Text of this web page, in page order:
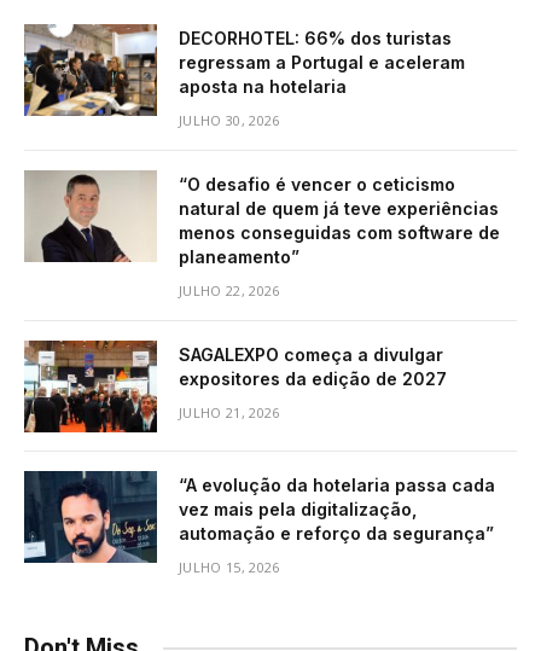
DECORHOTEL: 66% dos turistas
regressam a Portugal e aceleram
aposta na hotelaria
JULHO 30, 2026
“O desafio é vencer o ceticismo
natural de quem já teve experiências
menos conseguidas com software de
planeamento”
JULHO 22, 2026
SAGALEXPO começa a divulgar
expositores da edição de 2027
JULHO 21, 2026
“A evolução da hotelaria passa cada
vez mais pela digitalização,
automação e reforço da segurança”
JULHO 15, 2026